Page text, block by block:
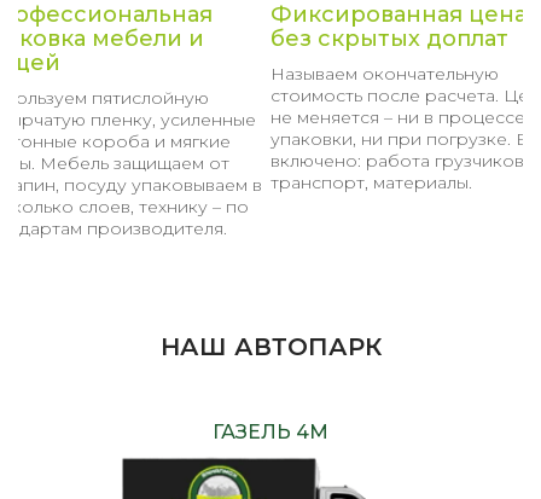
мебели и
пятислойную
пленку, усиленные
короба и мягкие
Мебель защищаем от
посуду упаковываем в
слоев, технику – по
производителя.
Фиксированная цена
без скрытых доплат
Называем окончательную
стоимость после расчета.
не меняется – ни в процессе
упаковки, ни при погрузке.
включено: работа грузчиков,
транспорт, материалы.
НАШ АВТОПАРК
ГАЗЕЛЬ 4М